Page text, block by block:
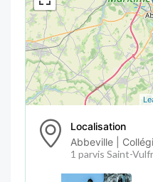
Localisation
Abbeville |
1 parvis Saint-